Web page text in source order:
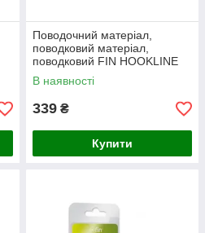
Поводочний матеріал,
поводковий матеріал,
поводковий FIN HOOKLINE
6K 20m / gravel (гравій) 25Lb
В наявності
339 ₴
Купити